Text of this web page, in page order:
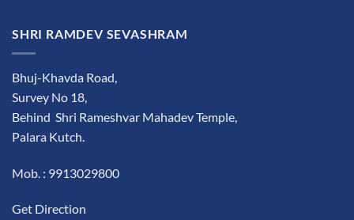
SHRI RAMDEV SEVASHRAM
Bhuj-Khavda Road,
Survey No 18,
Behind Shri Rameshvar Mahadev Temple,
Palara Kutch.
Mob. : 9913029800
Get Direction